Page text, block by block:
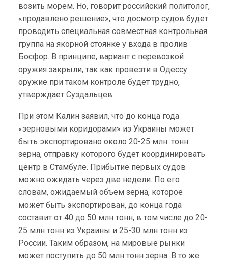
возить морем. Но, говорит российский политолог,
«продавлено решение», что досмотр судов будет
проводить специальная совместная контрольная
группа на якорной стоянке у входа в пролив
Босфор. В принципе, вариант с перевозкой
оружия закрыли, так как провезти в Одессу
оружие при таком контроле будет трудно,
утверждает Суздальцев.
При этом Калин заявил, что до конца года
«зерновыми коридорами» из Украины может
быть экспортировано около 20-25 млн. тонн
зерна, отправку которого будет координировать
центр в Стамбуле. Прибытие первых судов
можно ожидать через две недели. По его
словам, ожидаемый объем зерна, которое
может быть экспортирован, до конца года
составит от 40 до 50 млн тонн, в том числе до 20-
25 млн тонн из Украины и 25-30 млн тонн из
России. Таким образом, на мировые рынки
может поступить до 50 млн тонн зерна. В то же